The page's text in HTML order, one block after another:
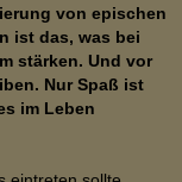
von epischen
ist das, was bei
stärken. Und vor
Nur Spaß ist
im Leben